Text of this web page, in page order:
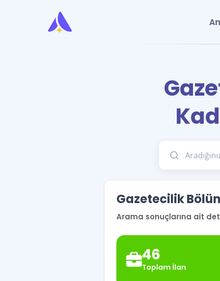
Gazetecilik
Arama sonuçlarına ait
46
Toplam İlan